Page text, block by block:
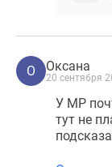
О Оксана
20 сентября
У МР
тут не